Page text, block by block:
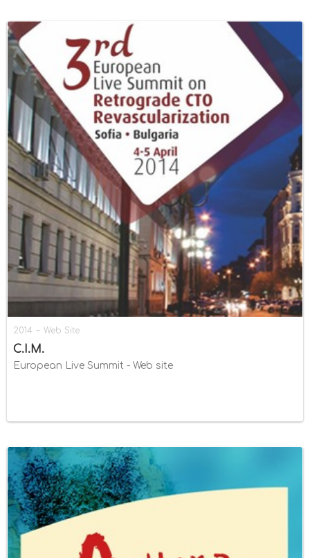
2014 - Web Site
C.I.M.
European Live Summit - Web site